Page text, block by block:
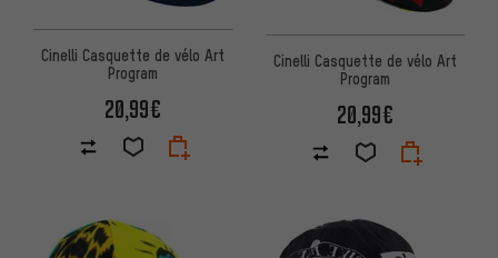
Cinelli Casquette de vélo Art
Program
20,99€
Cinelli Casquette de vélo Art
Program
20,99€